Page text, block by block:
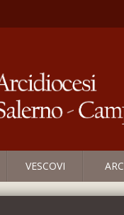
VESCOVI